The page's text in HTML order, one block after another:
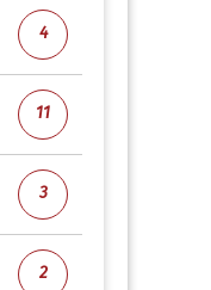
4
11
3
2